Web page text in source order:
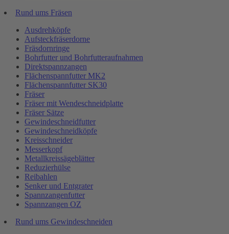
Rund ums Fräsen
Ausdrehköpfe
Aufsteckfräserdorne
Fräsdornringe
Bohrfutter und Bohrfutteraufnahmen
Direktspannzangen
Flächenspannfutter MK2
Flächenspannfutter SK30
Fräser
Fräser mit Wendeschneidplatte
Fräser Sätze
Gewindeschneidfutter
Gewindeschneidköpfe
Kreisschneider
Messerkopf
Metallkreissägeblätter
Reduzierhülse
Reibahlen
Senker und Entgrater
Spannzangenfutter
Spannzangen OZ
Rund ums Gewindeschneiden